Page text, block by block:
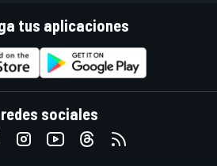
tus aplicaciones
redes sociales